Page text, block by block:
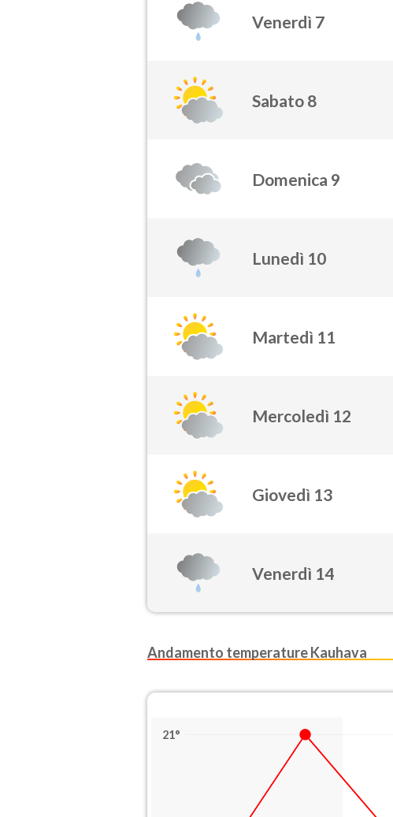
Venerdì 7
Sabato 8
Domenica 9
Lunedì 10
Martedì 11
Mercoledì 12
Giovedì 13
Venerdì 14
Andamento temperature Kauhava
21°